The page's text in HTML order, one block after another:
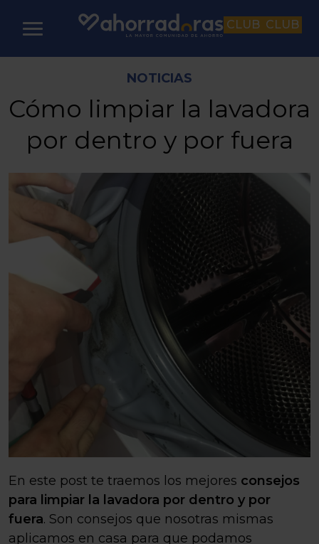
CLUB CLUB
NOTICIAS
Cómo limpiar la lavadora
por dentro y por fuera
En este post te traemos los mejores consejos
para limpiar la lavadora por dentro y por
fuera. Son consejos que nosotras mismas
aplicamos en casa para que podamos